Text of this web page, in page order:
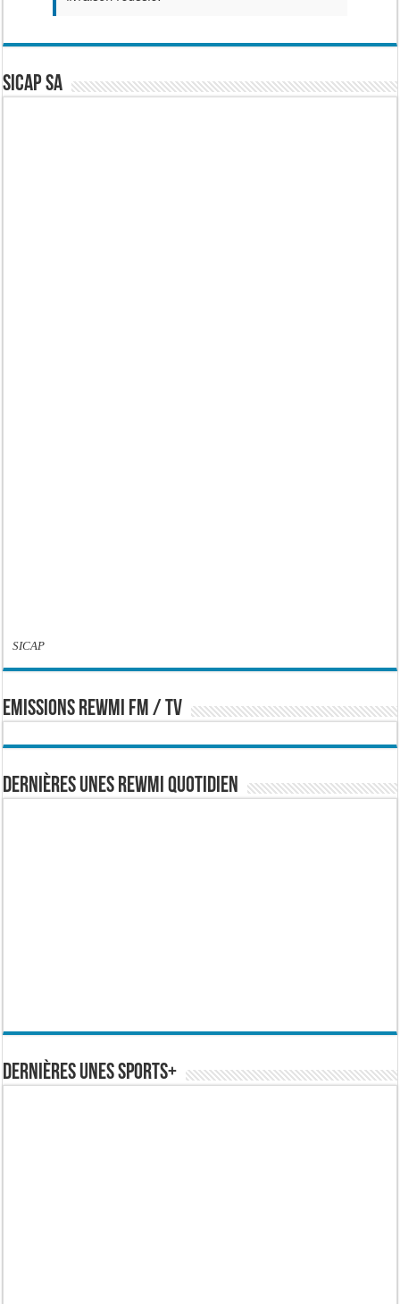
SICAP SA
SICAP
EMISSIONS REWMI FM / TV
Dernières Unes Rewmi Quotidien
Dernières Unes Sports+